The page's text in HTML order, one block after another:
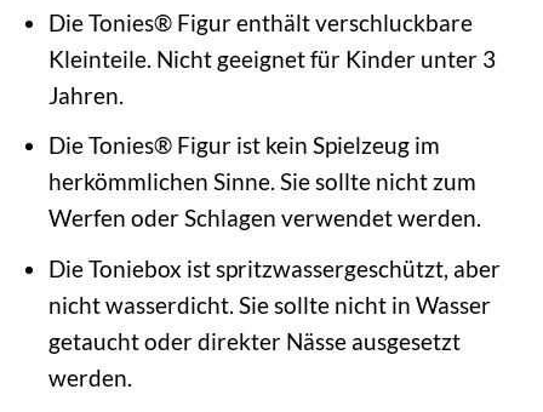
Die Tonies® Figur enthält verschluckbare
Kleinteile. Nicht geeignet für Kinder unter 3
Jahren.
Die Tonies® Figur ist kein Spielzeug im
herkömmlichen Sinne. Sie sollte nicht zum
Werfen oder Schlagen verwendet werden.
Die Toniebox ist spritzwassergeschützt, aber
nicht wasserdicht. Sie sollte nicht in Wasser
getaucht oder direkter Nässe ausgesetzt
werden.